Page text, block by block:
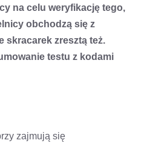
na celu weryfikację tego,
obchodzą się z
skracarek zresztą też.
testu z kodami
zajmują się